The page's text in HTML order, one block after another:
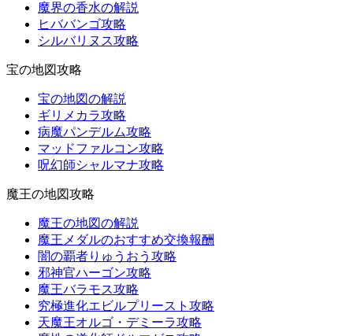
魔界の香水の解説
ヒババンゴ攻略
シルバリヌス攻略
宝の地図攻略
宝の地図の解説
ギリメカラ攻略
病魔パンデルム攻略
マッドファルコン攻略
呪幻師シャルマナ攻略
魔王の地図攻略
魔王の地図の解説
魔王メダルのおすすめ交換報酬
闇の覇者りゅうおう攻略
邪神官ハーゴン攻略
魔王バラモス攻略
究極進化エビルプリースト攻略
天魔王オルゴ・デミーラ攻略